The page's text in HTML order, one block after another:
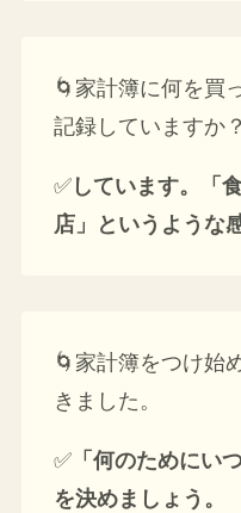
🌀家計簿に何を買
記録していますか？
✅しています。「
店」というような
🌀家計簿をつけ始
きました。
✅「何のためにい
を決めましょう。